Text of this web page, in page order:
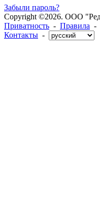
Забыли пароль?
Copyright ©2026. ООО
Приватность - Правила -
Контакты -